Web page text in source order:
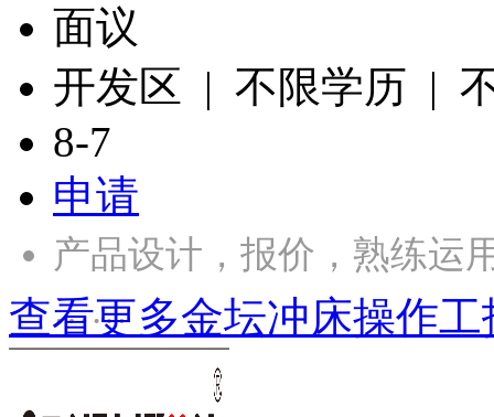
面议
开发区 | 不限学历 |
8-7
申请
产品设计，报价，熟练运
……
查看更多金坛冲床操作